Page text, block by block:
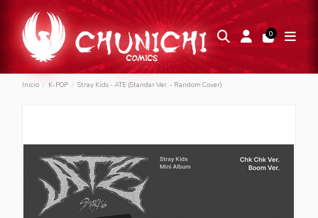
0
Inicio K-POP Stray Kids - ATE (Standar Ver. - Random Cover)